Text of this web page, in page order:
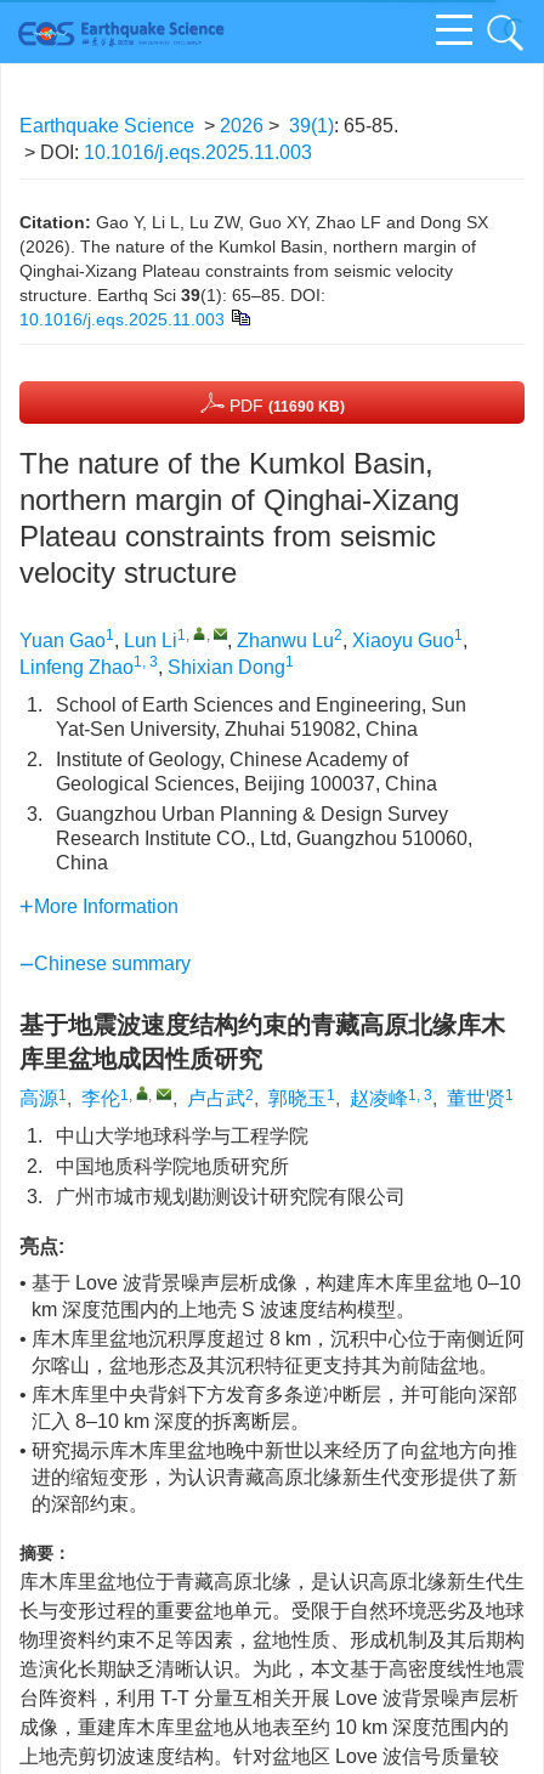
Earthquake Science > 2026 > 39(1): 65-85.
> DOI: 10.1016/j.eqs.2025.11.003
Citation: Gao Y, Li L, Lu ZW, Guo XY, Zhao LF and Dong SX
(2026). The nature of the Kumkol Basin, northern margin of
Qinghai-Xizang Plateau constraints from seismic velocity
structure. Earthq Sci 39(1): 65–85. DOI:
10.1016/j.eqs.2025.11.003
PDF (11690 KB)
The nature of the Kumkol Basin,
northern margin of Qinghai-Xizang
Plateau constraints from seismic
velocity structure
Yuan Gao1, Lun Li1, , , Zhanwu Lu2, Xiaoyu Guo1,
Linfeng Zhao1, 3, Shixian Dong1
1.
School of Earth Sciences and Engineering, Sun
Yat-Sen University, Zhuhai 519082, China
2.
Institute of Geology, Chinese Academy of
Geological Sciences, Beijing 100037, China
3.
Guangzhou Urban Planning & Design Survey
Research Institute CO., Ltd, Guangzhou 510060,
China
More Information
Chinese summary
基于地震波速度结构约束的青藏高原北缘库木
库里盆地成因性质研究
高源1, 李伦1, , , 卢占武2, 郭晓玉 1, 赵凌峰1, 3, 董世贤1
1.
中山大学地球科学与工程学院
2.
中国地质科学院地质研究所
3.
广州市城市规划勘测设计研究院有限公司
亮点:
• 基于 Love 波背景噪声层析成像，构建库木库里盆地 0–10
km 深度范围内的上地壳 S 波速度结构模型。
• 库木库里盆地沉积厚度超过 8 km，沉积中心位于南侧近阿
尔喀山，盆地形态及其沉积特征更支持其为前陆盆地。
• 库木库里中央背斜下方发育多条逆冲断层，并可能向深部
汇入 8–10 km 深度的拆离断层。
• 研究揭示库木库里盆地晚中新世以来经历了向盆地方向推
进的缩短变形，为认识青藏高原北缘新生代变形提供了新
的深部约束。
摘要：
库木库里盆地位于青藏高原北缘，是认识高原北缘新生代生
长与变形过程的重要盆地单元。受限于自然环境恶劣及地球
物理资料约束不足等因素，盆地性质、形成机制及其后期构
造演化长期缺乏清晰认识。为此，本文基于高密度线性地震
台阵资料，利用 T-T 分量互相关开展 Love 波背景噪声层析
成像，重建库木库里盆地从地表至约 10 km 深度范围内的
上地壳剪切波速度结构。针对盆地区 Love 波信号质量较